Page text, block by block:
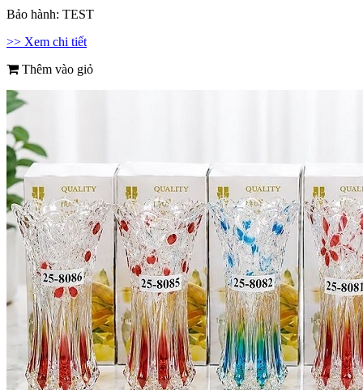
Bảo hành: TEST
>> Xem chi tiết
Thêm vào giỏ